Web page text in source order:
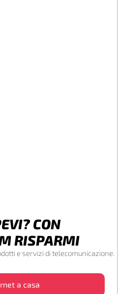
CON
RISPARMI
e servizi di telecomunicazione.
a casa